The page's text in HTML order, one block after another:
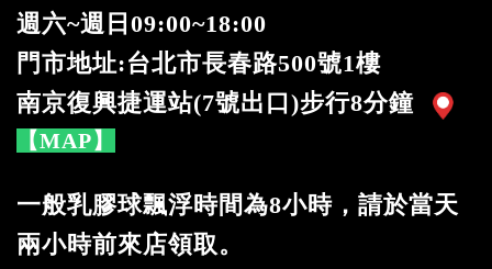
週六~週日09:00~18:00
門市地址:台北市長春路500號1樓
南京復興捷運站(7號出口)步行8分鐘
【MAP】
一般乳膠球飄浮時間為8小時，請於當天
兩小時前來店領取。